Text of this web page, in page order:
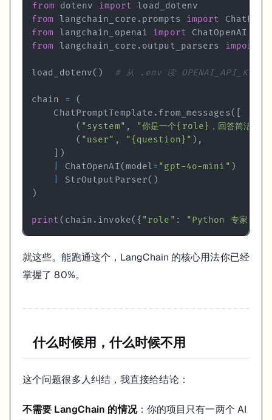
from dotenv import
from langchain_core . prompts import
from langchain_openai import
from langchain_core . output_parsers import
load_dotenv( ) # 从 .env 读 OPENAI_API_KEY
chain =
(
    ChatPromptTemplate
. from_messages(
( "system" ,
"你是一个{role}，回答简洁，
( "user" , "{question}" ) ,
)
ChatOpenAI(model= "gpt-4o-mini" )
StrOutputParser( )
)
print( chain . invoke( { "role" : "Python 专家"
就这些。能跑通这个，LangChain 的核心用法你已经
掌握了 80%。
什么时候用，什么时候不用
这个问题很多人纠结，我直接给结论：
不需要 LangChain 的情况：你的项目只有一两个 AI